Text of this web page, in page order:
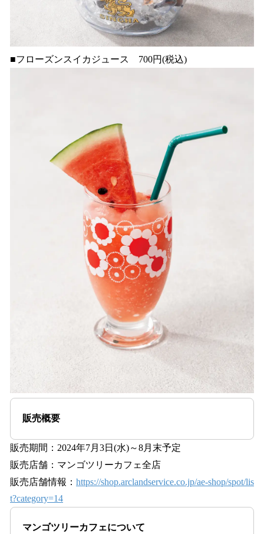
■フローズンスイカジュース 700円(税込)
販売概要
販売期間：2024年7月3日(水)～8月末予定
販売店舗：マンゴツリーカフェ全店
販売店舗情報： https://shop.arclandservice.co.jp/ae-shop/spot/lis
t?category=14
マンゴツリーカフェについて